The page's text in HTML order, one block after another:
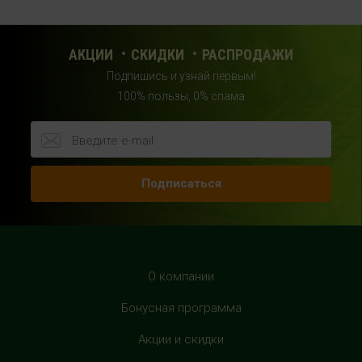
г.Москва, 23 км, Киевское шоссе, 1, второй этаж, рядом с
+7 (963) 682-32- 02
с 10:00 до 22:00 (без выходных)
HealthStore в ТРЦ "Райкин Плаза"
г.Москва, Шереметьевская ул., 6, корп. 1, цокольный
этаж, по пути следования в фитнес-клуб "Spirit Fitness"
г. Москва, Дмитровское шоссе, 163 корп. А, второй этаж,
с 10:00 до 22:00 (без выходных)
АКЦИИ СКИДКИ РАСПРОДАЖИ
Подпишись и узнай первым!
100% пользы, 0% спама
Подписаться
О компании
Бонусная программа
Акции и скидки